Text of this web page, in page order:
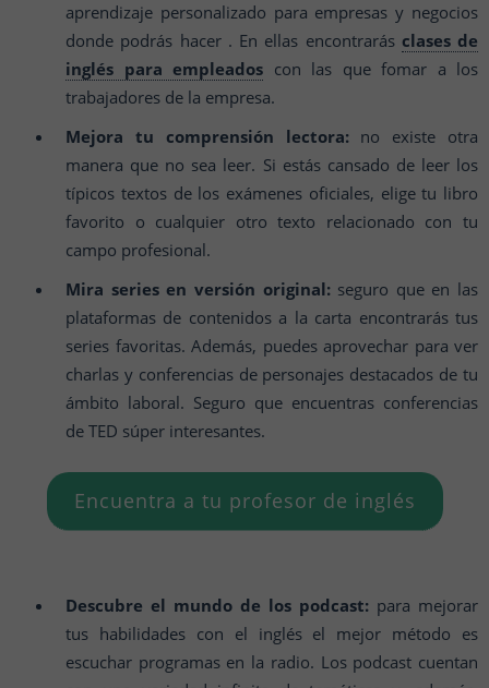
aprendizaje personalizado para empresas y negocios
donde podrás hacer . En ellas encontrarás clases de
inglés para empleados con las que fomar a los
trabajadores de la empresa.
Mejora tu comprensión lectora:no existe otra
manera que no sea leer. Si estás cansado de leer los
típicos textos de los exámenes oficiales, elige tu libro
favorito o cualquier otro texto relacionado con tu
campo profesional.
Mira series en versión original:seguro que en las
plataformas de contenidos a la carta encontrarás tus
series favoritas. Además, puedes aprovechar para ver
charlas y conferencias de personajes destacados de tu
ámbito laboral. Seguro que encuentras conferencias
de TED súper interesantes.
Encuentra a tu profesor de inglés
Descubre el mundo de los podcast: para mejorar
tus habilidades con el inglés el mejor método es
escuchar programas en la radio. Los podcast cuentan